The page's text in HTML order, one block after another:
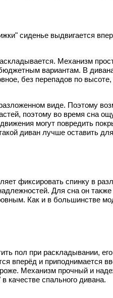
сиденье выдвигается
Механизм
вариантам. В
без перепадов по
виде. Поэтому
поэтому во время сна
могут повредить
диван лучше оставить
фиксировать спинку в
Для сна он
Как и в большинстве
пол при раскладывании,
вперёд и приподнимается
Механизм прочный и
качестве спального дивана.